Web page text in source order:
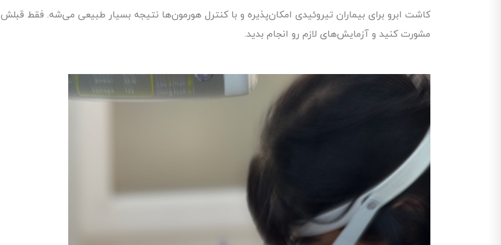
کاشت ابرو برای بیماران تیروئیدی امکان‌پذیره و با کنترل هورمون‌ها نتیجه بسیار طبیعی می‌شه. فقط قبلش
مشورت کنید و آزمایش‌های لازم رو انجام بدید.